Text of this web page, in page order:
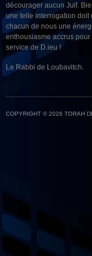
décourager aucun Juif.
une telle interrogation doit
chacun de nous une
enthousiasme accrus pour
service de D.ieu !
Le Rabbi de Loubavitch.
COPYRIGHT © 2026 TORAH